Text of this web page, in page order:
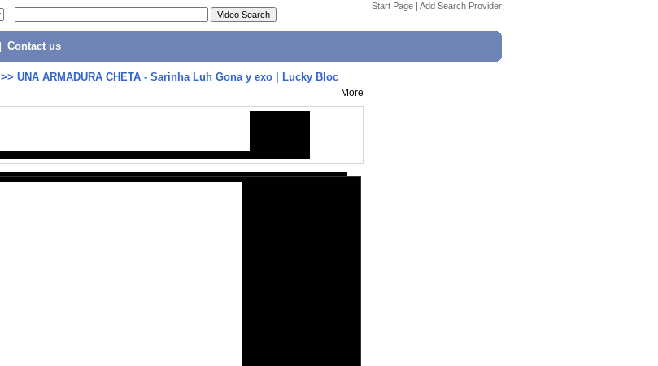
Start Page | Add Search Provider
Contact us
>> UNA ARMADURA CHETA - Sarinha Luh Gona y exo | Lucky Bloc
More